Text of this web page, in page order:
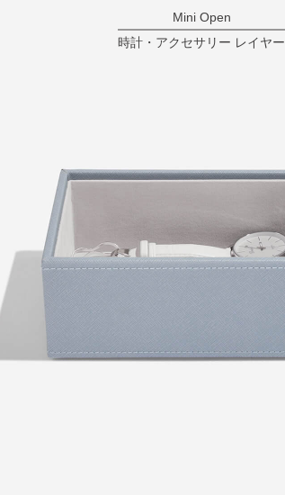
Mini Open
時計・アクセサリー レイヤー